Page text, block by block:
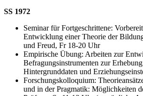
SS 1972
Seminar für Fortgeschrittene:
Entwicklung einer Theorie der
und Freud, Fr 18-20 Uhr
Empirische Übung: Arbeiten zur
Befragungsinstrumenten zur
Hintergrunddaten und
Forschungskolloquium:
und in der Pragmatik: Möglichkeiten